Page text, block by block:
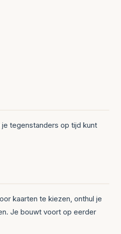
tegenstanders op tijd kunt
kaarten te kiezen, onthul je
Je bouwt voort op eerder